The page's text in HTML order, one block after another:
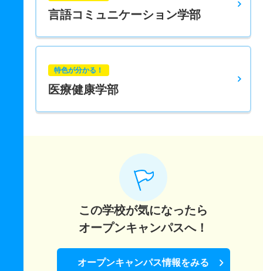
言語コミュニケーション学部
特色が分かる！
医療健康学部
この学校が気になったら
オープンキャンパスへ！
オープンキャンパス情報をみる